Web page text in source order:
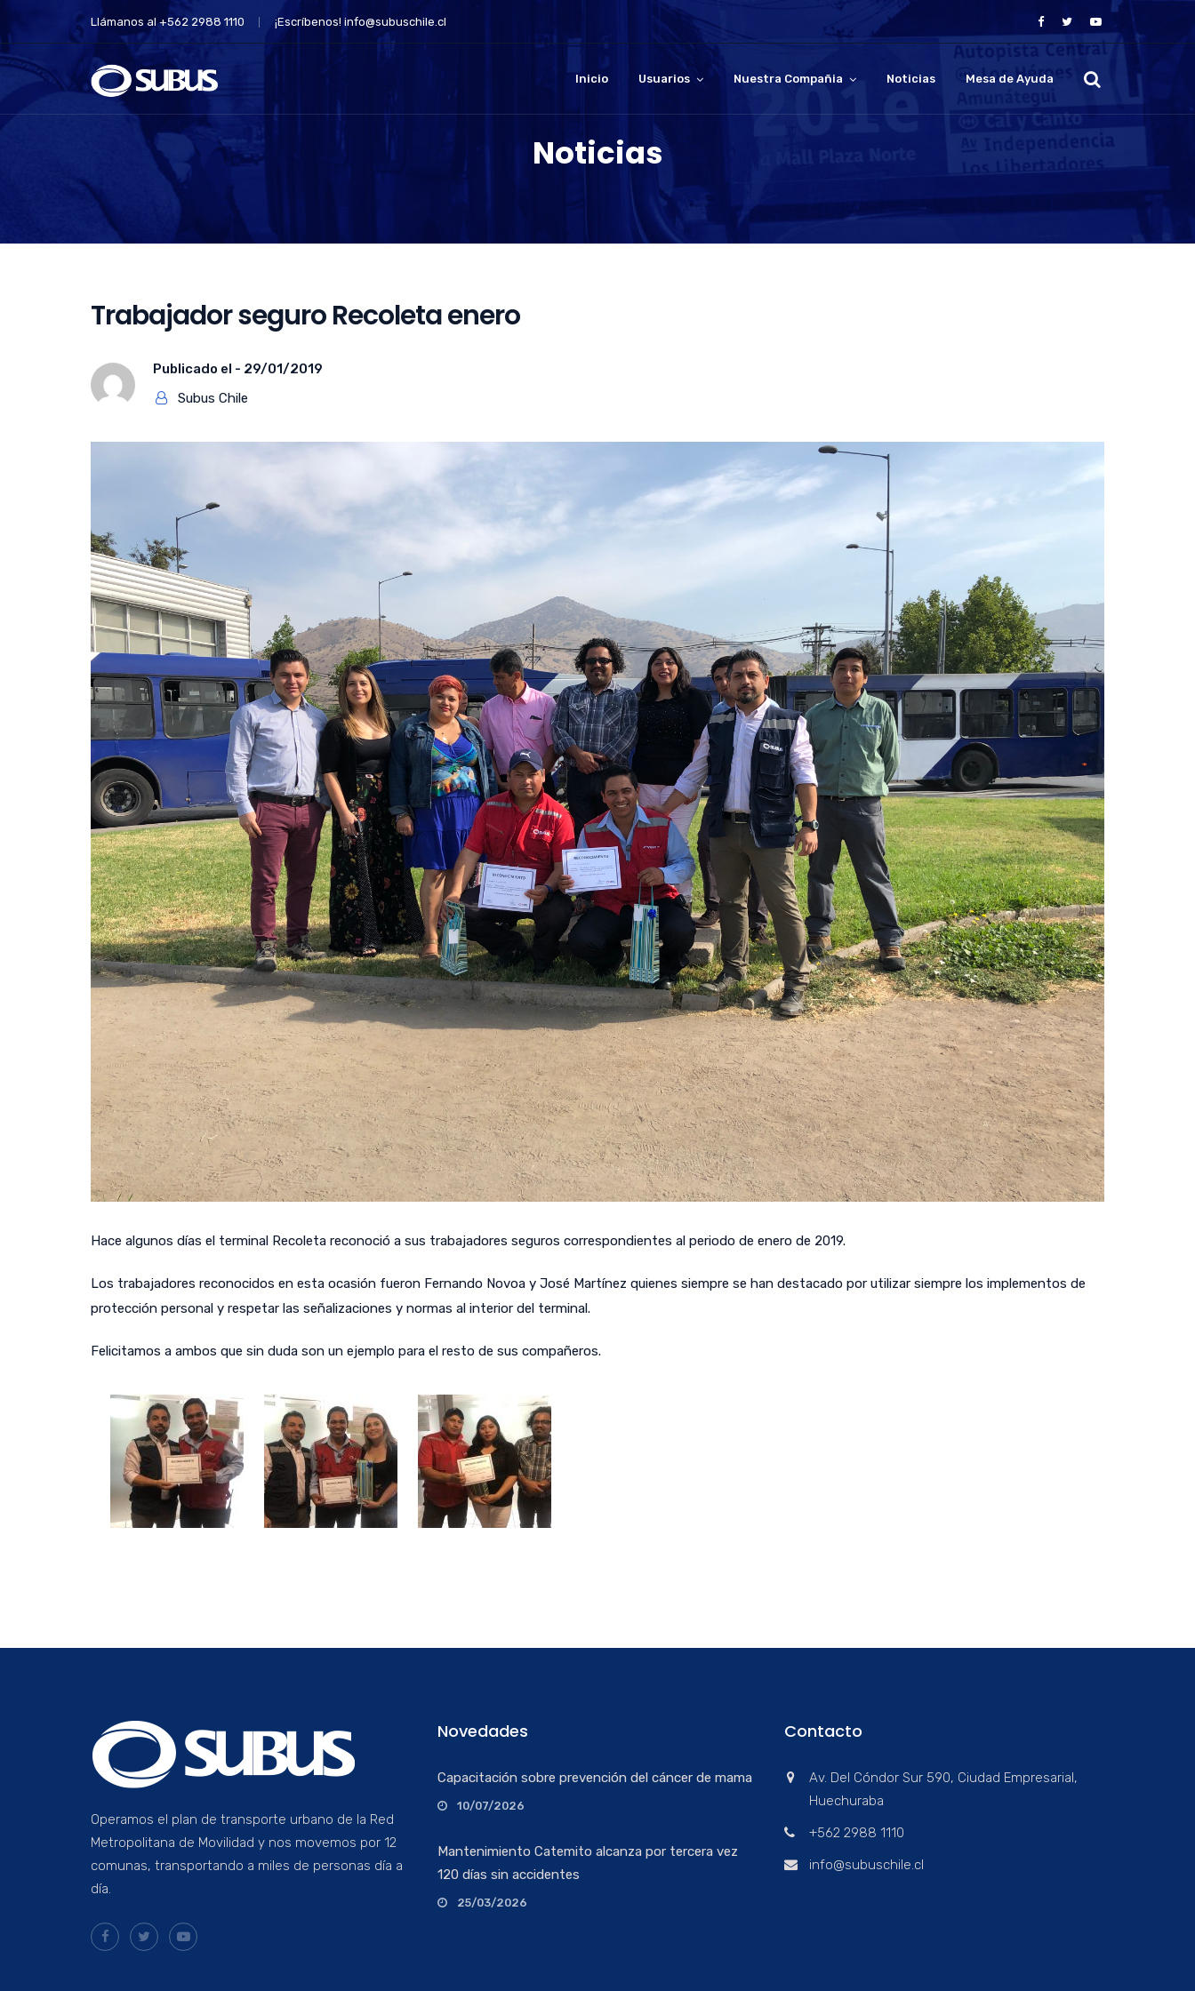
Llámanos al +562 2988 1110 ¡Escríbenos! info@subuschile.cl
Inicio Usuarios Nuestra Compañia Noticias Mesa de Ayuda
Noticias
Trabajador seguro Recoleta enero
Publicado el - 29/01/2019
Subus Chile
Hace algunos días el terminal Recoleta reconoció a sus trabajadores seguros correspondientes al periodo de enero de 2019.
Los trabajadores reconocidos en esta ocasión fueron Fernando Novoa y José Martínez quienes siempre se han destacado por utilizar siempre los implementos de
protección personal y respetar las señalizaciones y normas al interior del terminal.
Felicitamos a ambos que sin duda son un ejemplo para el resto de sus compañeros.
Operamos el plan de transporte urbano de la Red
Metropolitana de Movilidad y nos movemos por 12
comunas, transportando a miles de personas día a
día.
Novedades
Capacitación sobre prevención del cáncer de mama
10/07/2026
Mantenimiento Catemito alcanza por tercera vez
120 días sin accidentes
25/03/2026
Contacto
Av. Del Cóndor Sur 590, Ciudad Empresarial,
Huechuraba
+562 2988 1110
info@subuschile.cl